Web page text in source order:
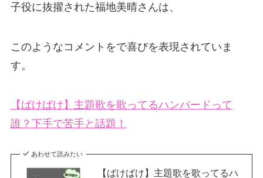
子役に抜擢された福地美晴さんは、
このようなコメントをで喜びを表現されていま
す。
【ばけばけ】主題歌を歌ってるハンバードって
誰？下手で苦手と話題！
あわせて読みたい
【ばけばけ】主題歌を歌ってるハ